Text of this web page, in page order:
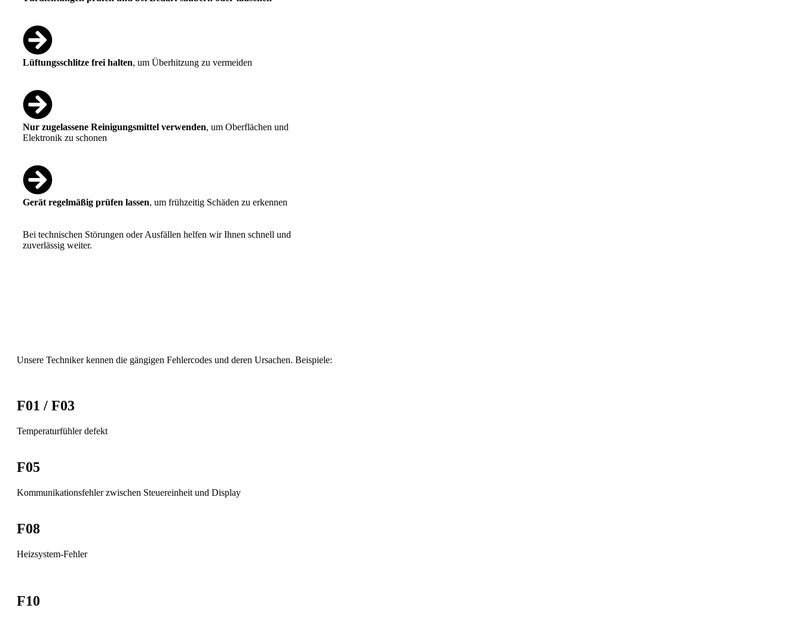
Lüftungsschlitze frei halten, um Überhitzung zu vermeiden
Nur zugelassene Reinigungsmittel verwenden, um Oberflächen und
Elektronik zu schonen
Gerät regelmäßig prüfen lassen, um frühzeitig Schäden zu erkennen
Bei technischen Störungen oder Ausfällen helfen wir Ihnen schnell und
zuverlässig weiter.
Unsere Techniker kennen die gängigen Fehlercodes und deren Ursachen. Beispiele:
F01 / F03
Temperaturfühler defekt
F05
Kommunikationsfehler zwischen Steuereinheit und Display
F08
Heizsystem-Fehler
F10